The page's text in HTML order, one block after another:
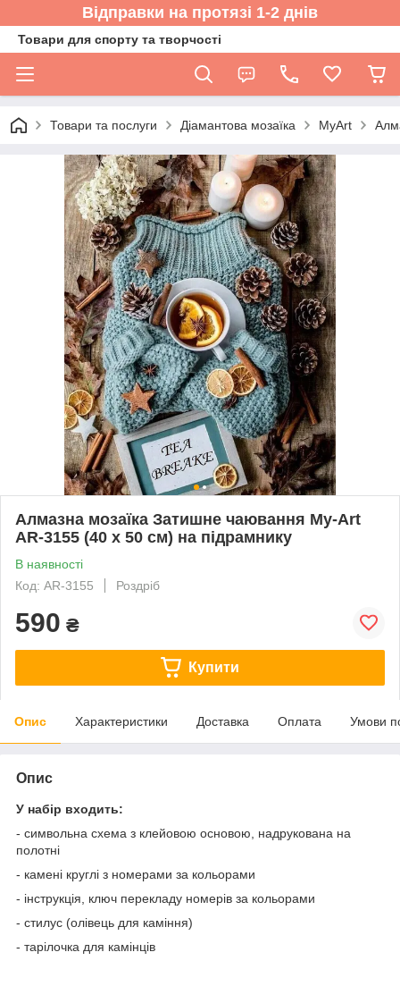
Відправки на протязі 1-2 днів
Товари для спорту та творчості
Товари та послуги Діамантова мозаїка MyArt
Алмазна мозаїка Затишне чаювання My-Art
AR-3155 (40 x 50 см) на підрамнику
В наявності
Код: AR-3155
Роздріб
590 ₴
Купити
Опис Характеристики Доставка Оплата Умови
Опис
У набір входить:
- символьна схема з клейовою основою, надрукована на
полотні
- камені круглі з номерами за кольорами
- інструкція, ключ перекладу номерів за кольорами
- стилус (олівець для каміння)
- тарілочка для камінців